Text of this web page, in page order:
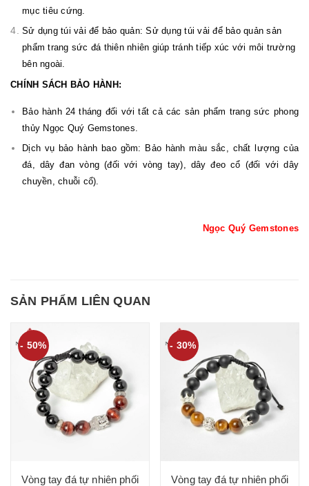
mục tiêu cứng.
Sử dụng túi vải để bảo quản: Sử dụng túi vải để bảo quản sản
phẩm trang sức đá thiên nhiên giúp tránh tiếp xúc với môi trường
bên ngoài.
CHÍNH SÁCH BẢO HÀNH:
Bảo hành 24 tháng đối với tất cả các sản phẩm trang sức phong
thủy Ngọc Quý Gemstones.
Dịch vụ bảo hành bao gồm: Bảo hành màu sắc, chất lượng của
đá, dây đan vòng (đối với vòng tay), dây đeo cổ (đối với dây
chuyền, chuỗi cổ).
Ngọc Quý Gemstones
SẢN PHẨM LIÊN QUAN
- 50%
Vòng tay đá tự nhiên phối
- 30%
Vòng tay đá tự nhiên phối